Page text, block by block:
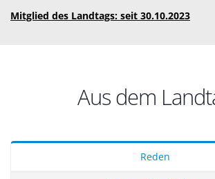
Mitglied des Landtags: seit 30.10.2023
Aus dem
Reden